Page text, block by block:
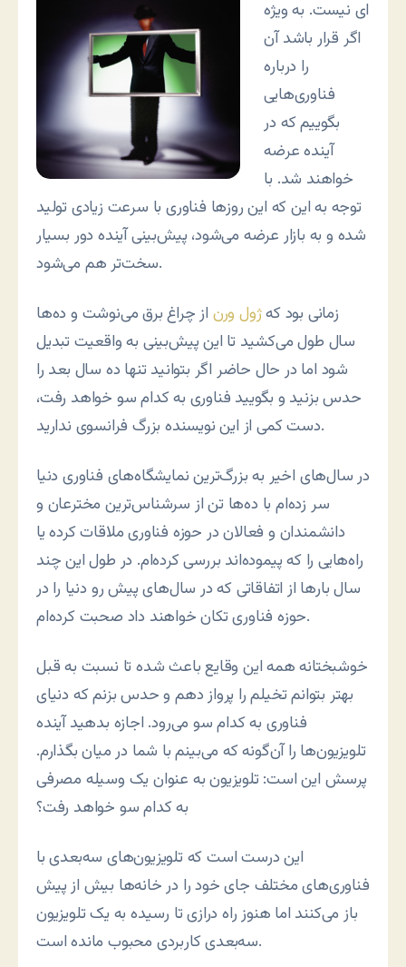
ای نیست. به ویژه
اگر قرار باشد آن
را درباره
فناوری‌هایی
بگوییم که در
آینده عرضه
خواهند شد. با
توجه به این که این روزها فناوری با سرعت زیادی تولید
شده و به بازار عرضه می‌شود، پیش‌بینی آینده دور بسیار
سخت‌تر هم می‌شود.
زمانی بود کهژول ورن از چراغ برق می‌نوشت و ده‌ها
سال طول می‌کشید تا این پیش‌بینی به واقعیت تبدیل
شود اما در حال حاضر اگر بتوانید تنها ده سال بعد را
حدس بزنید و بگویید فناوری به کدام سو خواهد رفت،
دست کمی از این نویسنده بزرگ فرانسوی ندارید.
در سال‌های اخیر به بزرگ‌ترین نمایشگاه‌های فناوری دنیا
سر زده‌ام با ده‌ها تن از سرشناس‌ترین مخترعان و
دانشمندان و فعالان در حوزه فناوری ملاقات کرده یا
راه‌هایی را که پیموده‌اند بررسی کرده‌ام. در طول این چند
سال بارها از اتفاقاتی که در سال‌های پیش رو دنیا را در
حوزه فناوری تکان خواهند داد صحبت کرده‌ام.
خوشبختانه همه این وقایع باعث شده تا نسبت به قبل
بهتر بتوانم تخیلم را پرواز دهم و حدس بزنم که دنیای
فناوری به کدام سو می‌رود. اجازه بدهید آینده
تلویزیون‌ها را آن‌گونه که می‌بینم با شما در میان بگذارم.
پرسش این است: تلویزیون به عنوان یک وسیله مصرفی
به کدام سو خواهد رفت؟
این درست است که تلویزیون‌های سه‌بعدی با
فناوری‌های مختلف جای خود را در خانه‌ها بیش از پیش
باز می‌کنند اما هنوز راه درازی تا رسیده به یک تلویزیون
سه‌بعدی کاربردی محبوب مانده است.